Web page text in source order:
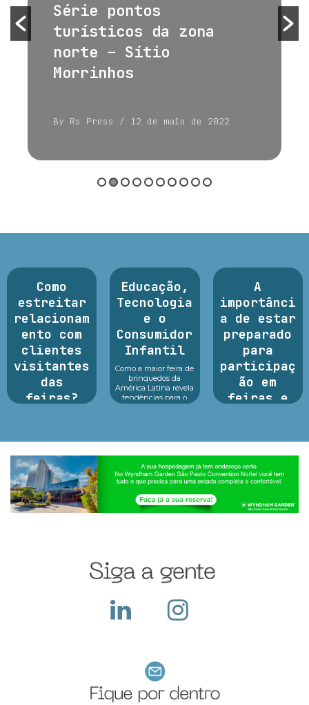
Série pontos
turísticos da zona
norte – Sítio
Morrinhos
By Rs Press / 12 de maio de 2022
Como
estreitar
relacionam
ento com
clientes
visitantes
das
feiras?
recebe diversos
visitantes em seu
stand, apresenta seus
produtos e serviços,
ocorre a troca de
cartões e...
Educação,
Tecnologia
e o
Consumidor
Infantil
Como a maior feira de
brinquedos da
América Latina revela
tendências para o
futuro das crianças
A
importânci
a de estar
preparado
para
participaç
ão em
feiras e
Sabemos que
exige um alto
investimento pois
construir seu sta...